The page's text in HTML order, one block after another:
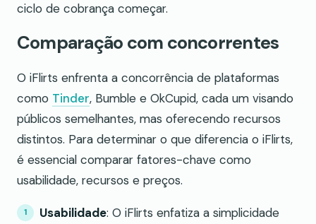
ciclo de cobrança começar.
Comparação com concorrentes
O iFlirts enfrenta a concorrência de plataformas
como Tinder, Bumble e OkCupid, cada um visando
públicos semelhantes, mas oferecendo recursos
distintos. Para determinar o que diferencia o iFlirts,
é essencial comparar fatores-chave como
usabilidade, recursos e preços.
Usabilidade: O iFlirts enfatiza a simplicidade